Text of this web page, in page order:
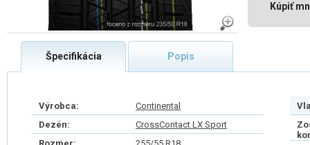
Kúpiť
Špecifikácia Popis
Výrobca:
Continental
Dezén:
CrossContact LX Sport